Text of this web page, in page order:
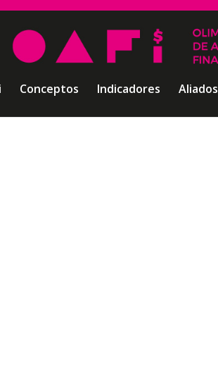
Conceptos Indicadores Aliados